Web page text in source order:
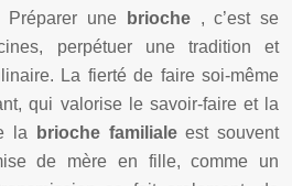
Préparer une
brioche , c’est se
perpétuer une tradition et
La fierté de faire soi-même
qui valorise le savoir-faire et la
la
brioche familialeest souvent
de mère en fille, comme un